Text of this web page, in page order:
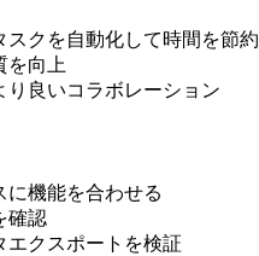
スクを自動化して時間を節約
を向上
り良いコラボレーション
に機能を合わせる
確認
エクスポートを検証